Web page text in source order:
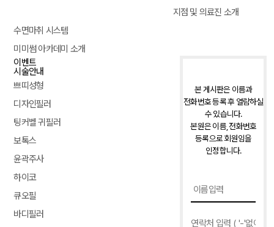
지점 및 의료진 소개
수면마취 시스템
미미썸 아카데미 소개
이벤트
시술안내
쁘띠성형
디자인필러
팅커벨 귀필러
보톡스
윤곽주사
하이코
큐오필
바디필러
본 게시판은 이름과
전화번호 등록 후 열람하실
수 있습니다.
본원은 이름, 전화번호
등록으로 회원임을
인정합니다.